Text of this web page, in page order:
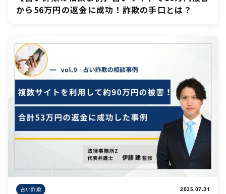
から56万円の返金に成功！詐欺の手口とは？
占い詐欺 2025.07.31